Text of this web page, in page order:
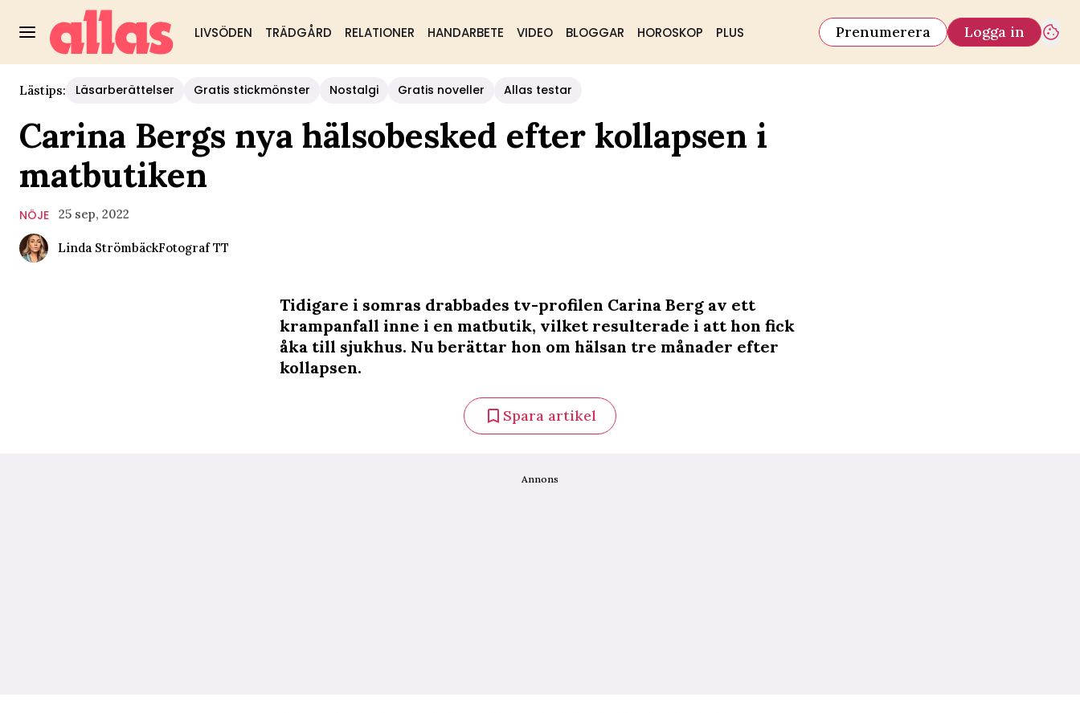
LIVSÖDEN TRÄDGÅRD RELATIONER HANDARBETE VIDEO BLOGGAR HOROSKOP PLUS Prenumerera Logga in
Lästips: Läsarberättelser Gratis stickmönster Nostalgi Gratis noveller Allas testar
Carina Bergs nya hälsobesked efter kollapsen i
matbutiken
NÖJE 25 sep, 2022
Linda StrömbäckFotograf TT
Tidigare i somras drabbades tv-profilen Carina Berg av ett
krampanfall inne i en matbutik, vilket resulterade i att hon fick
åka till sjukhus. Nu berättar hon om hälsan tre månader efter
kollapsen.
Spara artikel
Annons